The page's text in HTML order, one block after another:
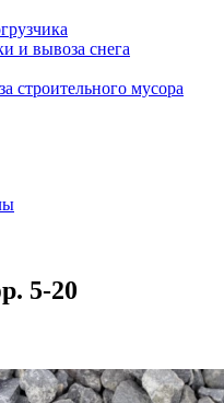
и вывоза снега
строительного мусора
5-20